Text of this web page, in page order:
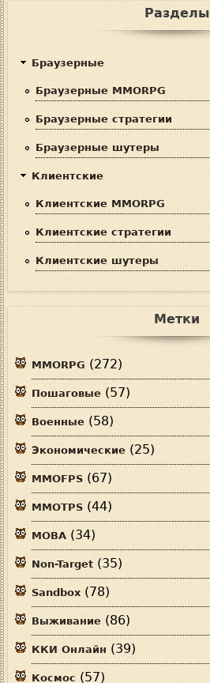
Разделы
Браузерные
Браузерные MMORPG
Браузерные стратегии
Браузерные шутеры
Клиентские
Клиентские MMORPG
Клиентские стратегии
Клиентские шутеры
Метки
MMORPG (272)
Пошаговые (57)
Военные (58)
Экономические (25)
MMOFPS (67)
MMOTPS (44)
MOBA (34)
Non-Target (35)
Sandbox (78)
Выживание (86)
ККИ Онлайн (39)
Космос (57)